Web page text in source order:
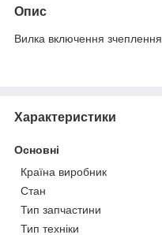
Опис
Вилка включення зчеплення
Характеристики
Основні
Країна виробник
Стан
Тип запчастини
Тип техніки